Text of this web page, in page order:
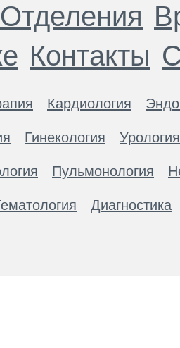
Отделения
Контакты
Кардиология
Гинекология Урология
Пульмонология
Диагностика